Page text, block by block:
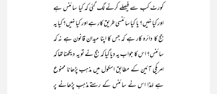
کورٹ کب سے فیصلے کرنے لگ گئی کہ کیا سائنس ہے
اور کیا نہیں؟ یا کیا سائنسی طریق کار ہے اور کیا نہیں؟ کیا یہ
جج کا دائرہ کار ہے کہ جس کا اپنا میدان قانون ہے نہ کہ
سائنس؟ اس کا جواب یہ دیا گیا کہ جج نے تو یہ دیکھنا تھا کہ
امریکی آئین کے مطابق اسکول میں مذہب پڑھانا ممنوع
ہے لہذا اس نے سائنس کے رستے مذہب پڑھانے پر